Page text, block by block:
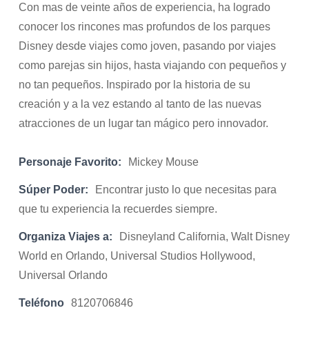
Con mas de veinte años de experiencia, ha logrado
conocer los rincones mas profundos de los parques
Disney desde viajes como joven, pasando por viajes
como parejas sin hijos, hasta viajando con pequeños y
no tan pequeños. Inspirado por la historia de su
creación y a la vez estando al tanto de las nuevas
atracciones de un lugar tan mágico pero innovador.
Personaje Favorito: Mickey Mouse
Súper Poder:
Encontrar justo lo que necesitas para
que tu experiencia la recuerdes siempre.
Organiza Viajes a:
Disneyland California, Walt Disney
World en Orlando, Universal Studios Hollywood,
Universal Orlando
Teléfono 8120706846